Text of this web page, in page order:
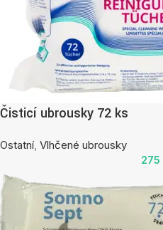
Čisticí ubrousky 72 ks
Ostatní, Vlhčené ubrousky
275